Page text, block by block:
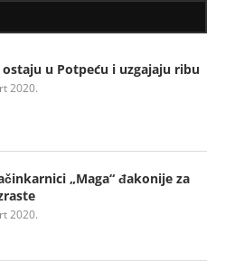
u Potpeću i uzgajaju ribu
2020.
„Maga“ đakonije za
2020.